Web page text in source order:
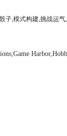
子,模式构建,挑战运